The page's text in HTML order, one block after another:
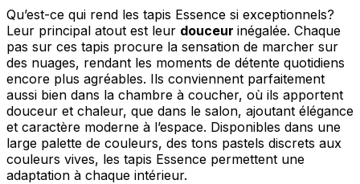
Qu’est-ce qui rend les tapis Essence si exceptionnels?
Leur principal atout est leur douceur inégalée. Chaque
pas sur ces tapis procure la sensation de marcher sur
des nuages, rendant les moments de détente quotidiens
encore plus agréables. Ils conviennent parfaitement
aussi bien dans la chambre à coucher, où ils apportent
douceur et chaleur, que dans le salon, ajoutant élégance
et caractère moderne à l’espace. Disponibles dans une
large palette de couleurs, des tons pastels discrets aux
couleurs vives, les tapis Essence permettent une
adaptation à chaque intérieur.
Rejeter
Enregistrer mes préférences
Accepter tout